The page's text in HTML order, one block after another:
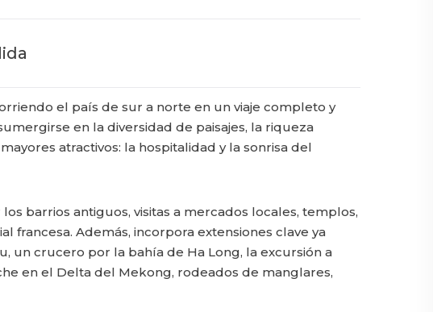
el país de sur a norte en un viaje completo y
en la diversidad de paisajes, la riqueza
atractivos: la hospitalidad y la sonrisa del
barrios antiguos, visitas a mercados locales, templos,
francesa. Además, incorpora extensiones clave ya
un crucero por la bahía de Ha Long, la excursión a
en el Delta del Mekong, rodeados de manglares,